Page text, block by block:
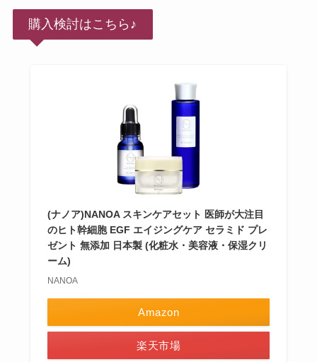
購入検討はこちら♪
(ナノア)NANOA スキンケアセット 医師が大注目
のヒト幹細胞 EGF エイジングケア セラミド プレ
ゼント 無添加 日本製 (化粧水・美容液・保湿クリ
ーム)
NANOA
Amazon
楽天市場